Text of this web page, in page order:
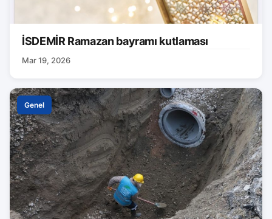
İSDEMİR Ramazan bayramı kutlaması
Mar 19, 2026
Genel